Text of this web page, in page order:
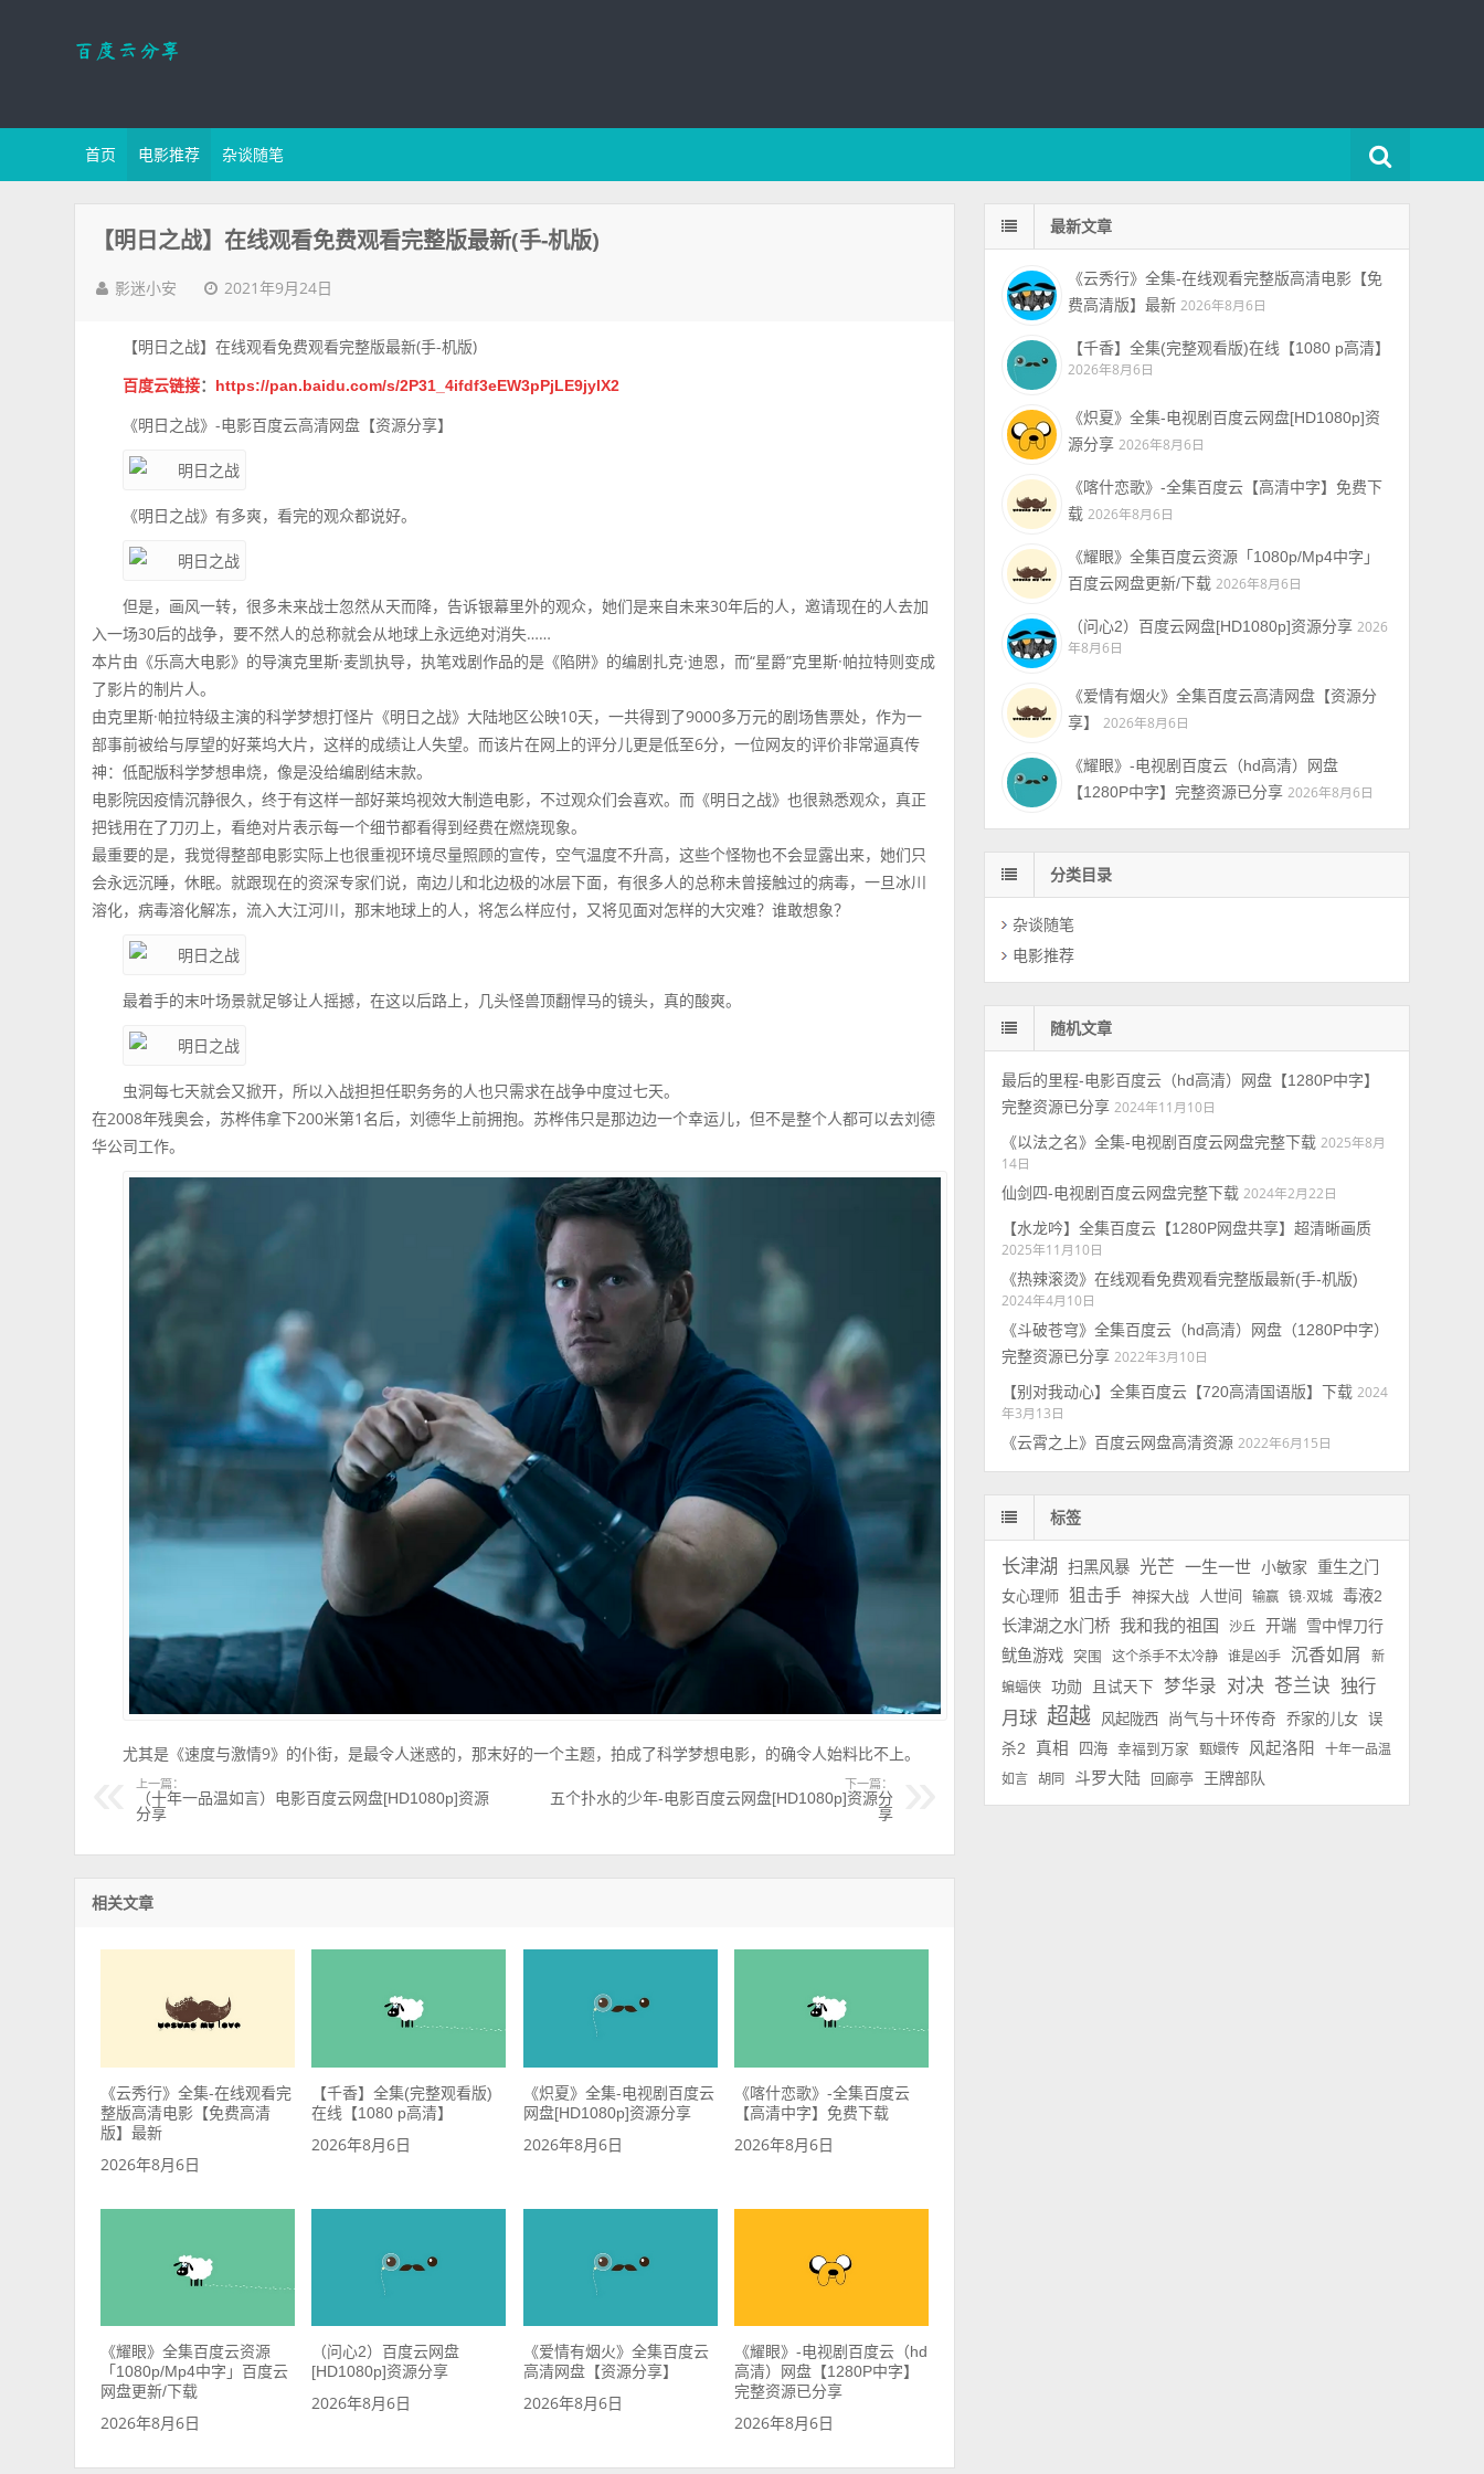
首页 电影推荐 杂谈随笔
【明日之战】在线观看免费观看完整版最新(手-机版)
影迷小安 2021年9月24日
【明日之战】在线观看免费观看完整版最新(手-机版)
百度云链接： https://pan.baidu.com/s/2P31_4ifdf3eEW3pPjLE9jylX2
《明日之战》-电影百度云高清网盘【资源分享】
《明日之战》有多爽，看完的观众都说好。
但是，画风一转，很多未来战士忽然从天而降，告诉银幕里外的观众，她们是来自未来30年后的人，邀请现在的人去加
入一场30后的战争，要不然人的总称就会从地球上永远绝对消失……
本片由《乐高大电影》的导演克里斯·麦凯执导，执笔戏剧作品的是《陷阱》的编剧扎克·迪恩，而“星爵”克里斯·帕拉特则变成
了影片的制片人。
由克里斯·帕拉特级主演的科学梦想打怪片《明日之战》大陆地区公映10天，一共得到了9000多万元的剧场售票处，作为一
部事前被给与厚望的好莱坞大片，这样的成绩让人失望。而该片在网上的评分儿更是低至6分，一位网友的评价非常逼真传
神：低配版科学梦想串烧，像是没给编剧结末款。
电影院因疫情沉静很久，终于有这样一部好莱坞视效大制造电影，不过观众们会喜欢。而《明日之战》也很熟悉观众，真正
把钱用在了刀刃上，看绝对片表示每一个细节都看得到经费在燃烧现象。
最重要的是，我觉得整部电影实际上也很重视环境尽量照顾的宣传，空气温度不升高，这些个怪物也不会显露出来，她们只
会永远沉睡，休眠。就跟现在的资深专家们说，南边儿和北边极的冰层下面，有很多人的总称未曾接触过的病毒，一旦冰川
溶化，病毒溶化解冻，流入大江河川，那末地球上的人，将怎么样应付，又将见面对怎样的大灾难？谁敢想象？
最着手的末叶场景就足够让人摇撼，在这以后路上，几头怪兽顶翻悍马的镜头，真的酸爽。
虫洞每七天就会又掀开，所以入战担担任职务务的人也只需求在战争中度过七天。
在2008年残奥会，苏桦伟拿下200米第1名后，刘德华上前拥抱。苏桦伟只是那边边一个幸运儿，但不是整个人都可以去刘德
华公司工作。
尤其是《速度与激情9》的仆街，是最令人迷惑的，那末好的一个主题，拍成了科学梦想电影，的确令人始料比不上。
上一篇：
（十年一品温如言）电影百度云网盘[HD1080p]资源
分享
下一篇：
五个扑水的少年-电影百度云网盘[HD1080p]资源分
享
相关文章
《云秀行》全集-在线观看完
整版高清电影【免费高清
版】最新
2026年8月6日
【千香】全集(完整观看版)
在线【1080 p高清】
2026年8月6日
《炽夏》全集-电视剧百度云
网盘[HD1080p]资源分享
2026年8月6日
《喀什恋歌》-全集百度云
【高清中字】免费下载
2026年8月6日
《耀眼》全集百度云资源
「1080p/Mp4中字」百度云
网盘更新/下载
2026年8月6日
（问心2）百度云网盘
[HD1080p]资源分享
2026年8月6日
《爱情有烟火》全集百度云
高清网盘【资源分享】
2026年8月6日
《耀眼》-电视剧百度云（hd
高清）网盘【1280P中字】
完整资源已分享
2026年8月6日
最新文章
《云秀行》全集-在线观看完整版高清电影【免
费高清版】最新 2026年8月6日
【千香】全集(完整观看版)在线【1080 p高清】
2026年8月6日
《炽夏》全集-电视剧百度云网盘[HD1080p]资
源分享 2026年8月6日
《喀什恋歌》-全集百度云【高清中字】免费下
载 2026年8月6日
《耀眼》全集百度云资源「1080p/Mp4中字」
百度云网盘更新/下载 2026年8月6日
（问心2）百度云网盘[HD1080p]资源分享 2026
年8月6日
《爱情有烟火》全集百度云高清网盘【资源分
享】
2026年8月6日
《耀眼》-电视剧百度云（hd高清）网盘
【1280P中字】完整资源已分享 2026年8月6日
分类目录
杂谈随笔
电影推荐
随机文章
最后的里程-电影百度云（hd高清）网盘【1280P中字】
完整资源已分享 2024年11月10日
《以法之名》全集-电视剧百度云网盘完整下载 2025年8月
14日
仙剑四-电视剧百度云网盘完整下载 2024年2月22日
【水龙吟】全集百度云【1280P网盘共享】超清晰画质
2025年11月10日
《热辣滚烫》在线观看免费观看完整版最新(手-机版)
2024年4月10日
《斗破苍穹》全集百度云（hd高清）网盘（1280P中字）
完整资源已分享 2022年3月10日
【别对我动心】全集百度云【720高清国语版】下载 2024
年3月13日
《云霄之上》百度云网盘高清资源 2022年6月15日
标签
长津湖 扫黑风暴 光芒 一生一世 小敏家 重生之门
女心理师 狙击手 神探大战 人世间 输赢 镜·双城
毒液2
长津湖之水门桥 我和我的祖国 沙丘 开端
雪中悍刀行
鱿鱼游戏
突围 这个杀手不太冷静 谁是凶手 沉香如屑
新
蝙蝠侠
功勋 且试天下 梦华录 对决 苍兰诀
独行
月球 超越 风起陇西 尚气与十环传奇 乔家的儿女
误
杀2
真相 四海 幸福到万家 甄嬛传 风起洛阳
十年一品温
如言
胡同 斗罗大陆 回廊亭 王牌部队